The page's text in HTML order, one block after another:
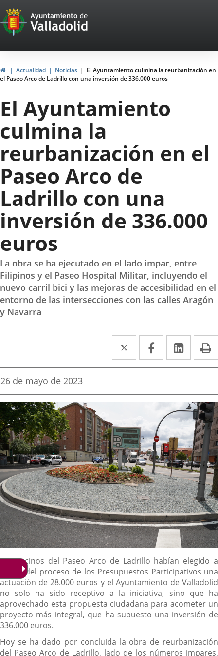
Portal
Web
del
Ayuntamiento
de
Valladolid
InicioActualidad Noticias
El Ayuntamiento culmina la reurbanización en
el Paseo Arco de Ladrillo con una inversión de 336.000 euros
El Ayuntamiento
culmina la
reurbanización en el
Paseo Arco de
Ladrillo con una
inversión de 336.000
euros
La obra se ha ejecutado en el lado impar, entre
Filipinos y el Paseo Hospital Militar, incluyendo el
nuevo carril bici y las mejoras de accesibilidad en el
entorno de las intersecciones con las calles Aragón
y Navarra
Twitter
Enlace
a
aplicación
externa.
Facebook
Enlace
a
aplicación
externa.
Enlace
a
Fecha
la
noticia
26 de mayo de 2023
Descripción
Los vecinos del Paseo Arco de Ladrillo habían elegido a
través del proceso de los Presupuestos Participativos una
actuación de 28.000 euros y el Ayuntamiento de Valladolid
no solo ha sido receptivo a la iniciativa, sino que ha
aprovechado esta propuesta ciudadana para acometer un
proyecto más integral, que ha supuesto una inversión de
336.000 euros.
Hoy se ha dado por concluida la obra de reurbanización
del Paseo Arco de Ladrillo, lado de los números impares,